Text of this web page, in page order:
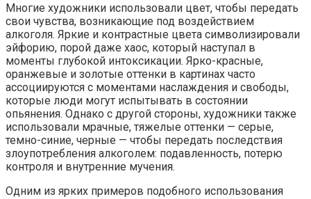
Многие художники использовали цвет, чтобы передать
свои чувства, возникающие под воздействием
алкоголя. Яркие и контрастные цвета символизировали
эйфорию, порой даже хаос, который наступал в
моменты глубокой интоксикации. Ярко-красные,
оранжевые и золотые оттенки в картинах часто
ассоциируются с моментами наслаждения и свободы,
которые люди могут испытывать в состоянии
опьянения. Однако с другой стороны, художники также
использовали мрачные, тяжелые оттенки — серые,
темно-синие, черные — чтобы передать последствия
злоупотребления алкоголем: подавленность, потерю
контроля и внутренние мучения.
Одним из ярких примеров подобного использования